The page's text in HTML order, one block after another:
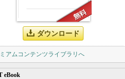
ダウンロード
アムコンテンツライブラリへ
eBook